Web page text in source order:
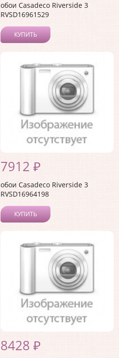
обои Casadeco Riverside 3
RVSD16961529
КУПИТЬ
7912 ₽
обои Casadeco Riverside 3
RVSD16964198
КУПИТЬ
8428 ₽